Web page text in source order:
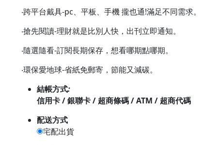
‧跨平台戴具-pc、平板、手機 攏也通!滿足不同需求。
‧搶先閱讀-理財就是比別人快，出刊立即通知。
‧隨選隨看-訂閱長期保存，想看哪期點哪期。
‧環保愛地球-省紙免郵寄，節能又減碳。
結帳方式:
信用卡 / 銀聯卡 / 超商條碼 / ATM / 超商代碼
配送方式
宅配出貨